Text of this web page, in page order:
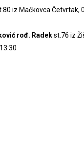
iz Mačkovca Četvrtak,
rođ. Radekst.76 iz